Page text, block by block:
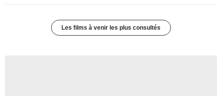
Les films à venir les plus consultés